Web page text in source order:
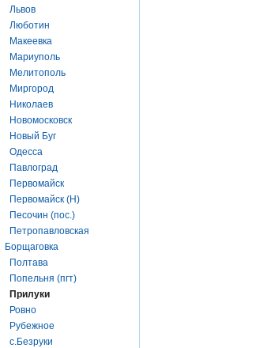
Львов
Люботин
Макеевка
Мариуполь
Мелитополь
Миргород
Николаев
Новомосковск
Новый Буг
Одесса
Павлоград
Первомайск
Первомайск (Н)
Песочин (пос.)
Петропавловская
Борщаговка
Полтава
Попельня (пгт)
Прилуки
Ровно
Рубежное
с.Безруки